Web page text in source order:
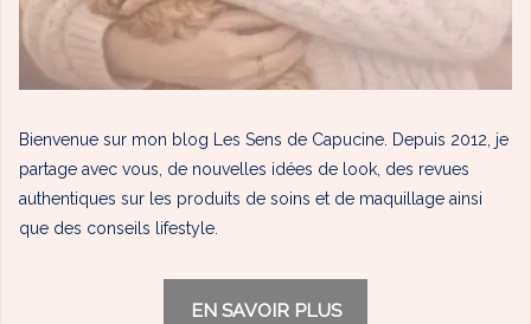
Bienvenue sur mon blog Les Sens de Capucine. Depuis 2012, je
partage avec vous, de nouvelles idées de look, des revues
authentiques sur les produits de soins et de maquillage ainsi
que des conseils lifestyle.
EN SAVOIR PLUS